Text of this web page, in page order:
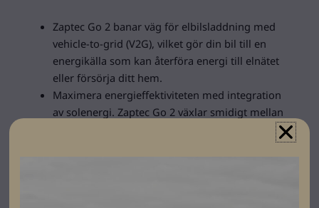
Zaptec Go 2 banar väg för elbilsladdning med
vehicle-to-grid (V2G), vilket gör din bil till en
energikälla som kan återföra energi till elnätet
eller försörja ditt hem.
Maximera energieffektiviteten med integration
av solenergi. Zaptec Go 2 växlar smidigt mellan